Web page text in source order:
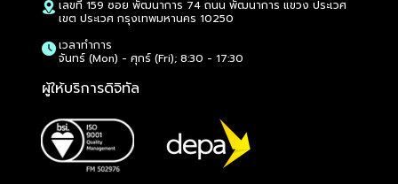
เลขที่ 159 ซอย พัฒนาการ 74 ถนน พัฒนาการ แขวง ประเวศ
เขต ประเวศ กรุงเทพมหานคร 10250
เวลาทำการ
จันทร์ (Mon) - ศุกร์ (Fri); 8:30 - 17:30
ผู้ให้บริการดิจิทัล